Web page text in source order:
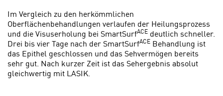
Im Vergleich zu den herkömmlichen
Oberflächenbehandlungen verlaufen der Heilungsprozess
und die Visuserholung bei SmartSurfACE deutlich schneller.
Drei bis vier Tage nach der SmartSurfACE Behandlung ist
das Epithel geschlossen und das Sehvermögen bereits
sehr gut. Nach kurzer Zeit ist das Sehergebnis absolut
gleichwertig mit LASIK.